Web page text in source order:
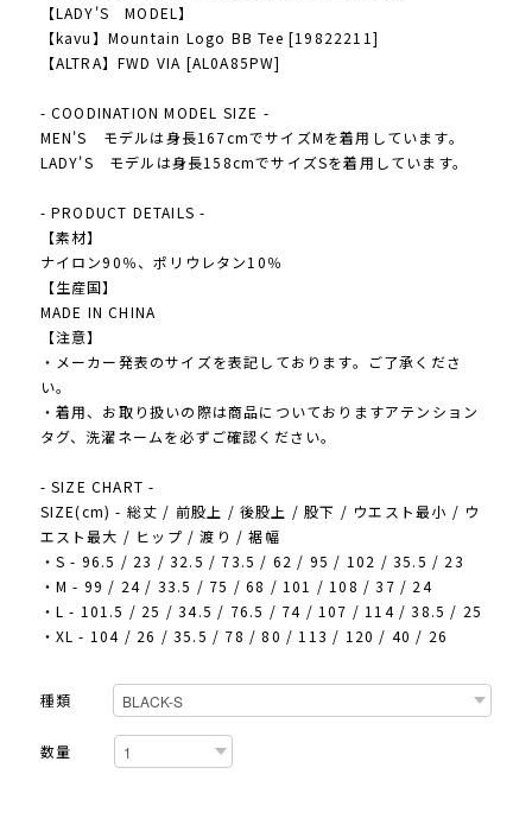
【LADY'S MODEL】
【kavu】Mountain Logo BB Tee [19822211]
【ALTRA】FWD VIA [AL0A85PW]
- COODINATION MODEL SIZE -
MEN'S モデルは身長167cmでサイズMを着用しています。
LADY'S モデルは身長158cmでサイズSを着用しています。
- PRODUCT DETAILS -
【素材】
ナイロン90％、ポリウレタン10％
【生産国】
MADE IN CHINA
【注意】
・メーカー発表のサイズを表記しております。ご了承くださ
い。
・着用、お取り扱いの際は商品についておりますアテンション
タグ、洗濯ネームを必ずご確認ください。
- SIZE CHART -
SIZE(cm) - 総丈 / 前股上 / 後股上 / 股下 / ウエスト最小 / ウ
エスト最大 / ヒップ / 渡り / 裾幅
・S - 96.5 / 23 / 32.5 / 73.5 / 62 / 95 / 102 / 35.5 / 23
・M - 99 / 24 / 33.5 / 75 / 68 / 101 / 108 / 37 / 24
・L - 101.5 / 25 / 34.5 / 76.5 / 74 / 107 / 114 / 38.5 / 25
・XL - 104 / 26 / 35.5 / 78 / 80 / 113 / 120 / 40 / 26
種類
数量